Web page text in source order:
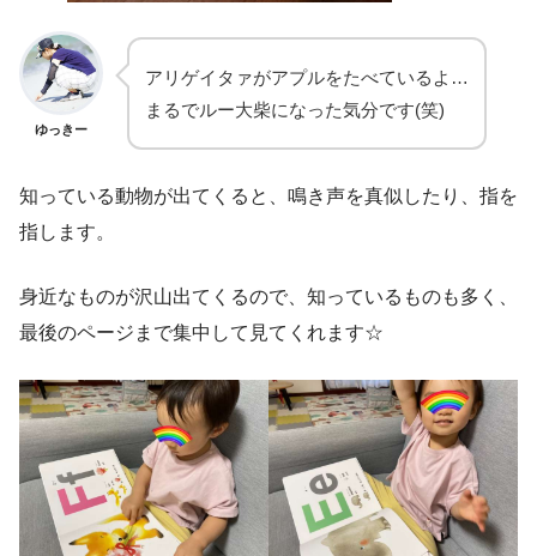
ゆっきー
アリゲイタァがアプルをたべているよ…
まるでルー大柴になった気分です(笑)
知っている動物が出てくると、鳴き声を真似したり、指を
指します。
身近なものが沢山出てくるので、知っているものも多く、
最後のページまで集中して見てくれます☆